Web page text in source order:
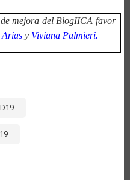
mejora del BlogIICA favor
Arias y Viviana Palmieri.